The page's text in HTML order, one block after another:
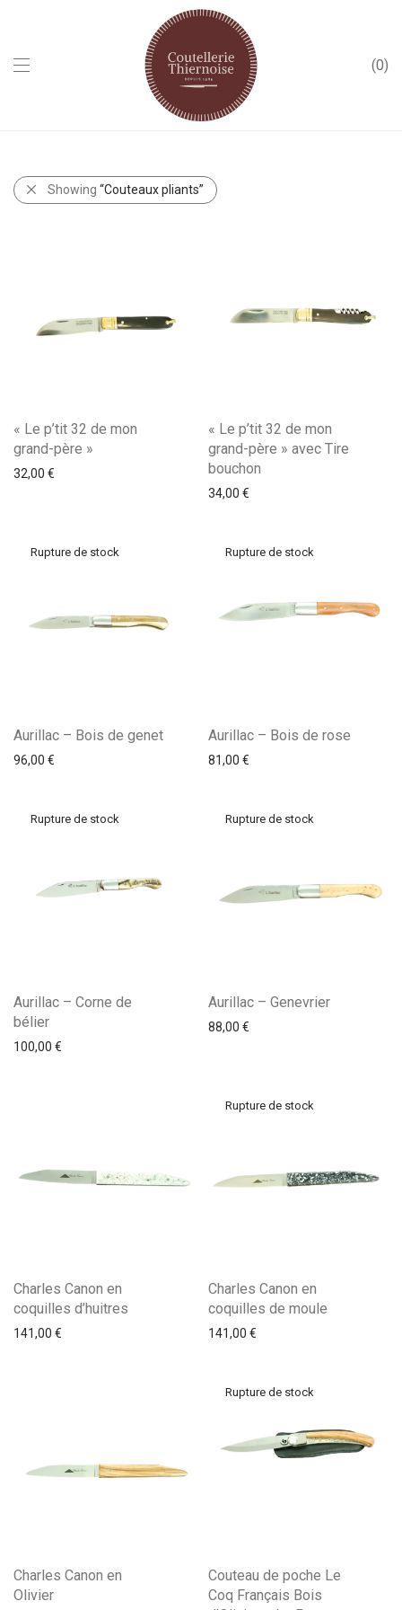
0
Showing “Couteaux pliants”
« Le p’tit 32 de mon
grand-père »
32,00 €
« Le p’tit 32 de mon
grand-père » avec Tire
bouchon
34,00 €
Aurillac – Bois de genet
96,00 €
Aurillac – Bois de rose
81,00 €
Aurillac – Corne de
bélier
100,00 €
Aurillac – Genevrier
88,00 €
Charles Canon en
coquilles d’huitres
141,00 €
Charles Canon en
coquilles de moule
141,00 €
Charles Canon en
Olivier
Couteau de poche Le
Coq Français Bois